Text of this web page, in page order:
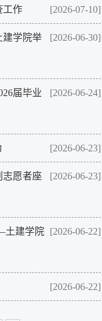
[2026-07-10]
工作
[2026-06-30]
学院举
[2026-06-24]
届毕业
[2026-06-23]
[2026-06-23]
志愿者座
[2026-06-22]
土建学院
[2026-06-22]